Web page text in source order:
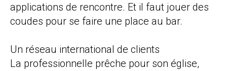
applications de rencontre. Et il faut jouer des
coudes pour se faire une place au bar.
Un réseau international de clients
La professionnelle prêche pour son église,